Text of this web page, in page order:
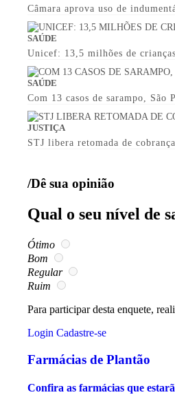
Câmara aprova uso de
SAÚDE
Unicef: 13,5 milhões de
SAÚDE
Com 13 casos de sarampo,
JUSTIÇA
STJ libera retomada de
/Dê sua opinião
Qual o seu nível de
Ótimo
Bom
Regular
Ruim
Para participar desta enquete,
Login Cadastre-se
Farmácias de Plantão
Confira as farmácias que